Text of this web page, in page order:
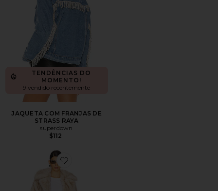
TENDÊNCIAS DO
MOMENTO!
9 vendido recentemente
JAQUETA COM FRANJAS DE
STRASS RAYA
superdown
$112
Favorite Schiffer Faux Fur Coat